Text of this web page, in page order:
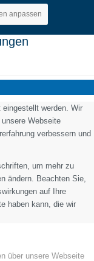
anpassen
werden. Wir
Webseite
verbessern und
um mehr zu
ändern. Beachten Sie,
auf Ihre
haben kann, die wir
über unsere Webseite